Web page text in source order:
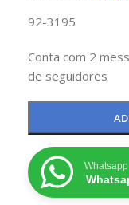
92-3195
Conta com 2
de seguidores
Whatsapp